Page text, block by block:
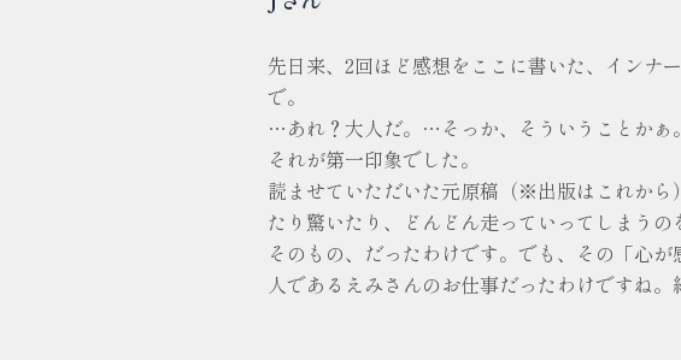
先日来、2回ほど感想をここに書いた、インナ
で。
…あれ？大人だ。…そっか、そういうことかぁ。
それが第一印象でした。
読ませていただいた元原稿（※出版はこれか
たり驚いたり、どんどん走っていってしまう
そのもの、だったわけです。でも、その「心
人であるえみさんのお仕事だったわけですね。